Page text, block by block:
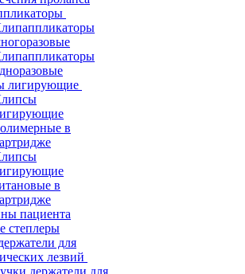
лигирующие
в
в
пациента
степлеры
для
лезвий
держатели для